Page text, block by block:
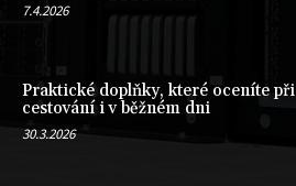
7.4.2026
Praktické doplňky, které oceníte při
cestování i v běžném dni
30.3.2026